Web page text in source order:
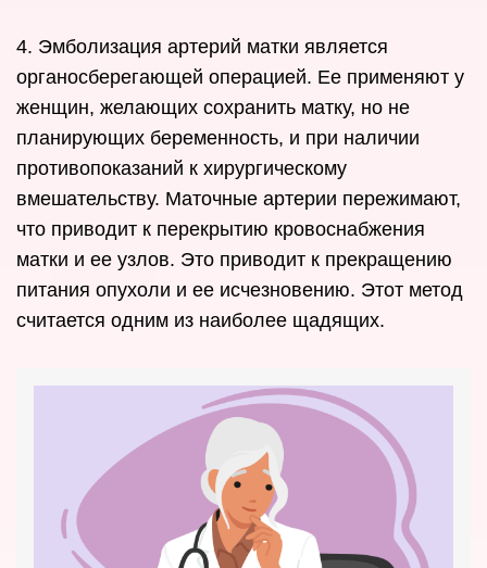
4. Эмболизация артерий матки является
органосберегающей операцией. Ее применяют у
женщин, желающих сохранить матку, но не
планирующих беременность, и при наличии
противопоказаний к хирургическому
вмешательству. Маточные артерии пережимают,
что приводит к перекрытию кровоснабжения
матки и ее узлов. Это приводит к прекращению
питания опухоли и ее исчезновению. Этот метод
считается одним из наиболее щадящих.